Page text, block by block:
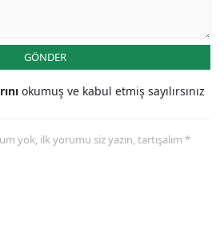
GÖNDER
okumuş ve kabul etmiş sayılırsınız
yok, ilk yorumu siz yazın, tartışalım *